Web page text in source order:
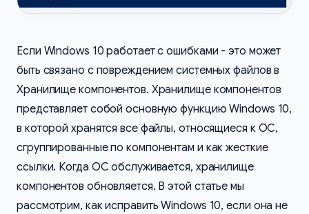
Если Windows 10 работает с ошибками - это может
быть связано с повреждением системных файлов в
Хранилище компонентов. Хранилище компонентов
представляет собой основную функцию Windows 10,
в которой хранятся все файлы, относящиеся к ОС,
сгруппированные по компонентам и как жесткие
ссылки. Когда ОС обслуживается, хранилище
компонентов обновляется. В этой статье мы
рассмотрим, как исправить Windows 10, если она не